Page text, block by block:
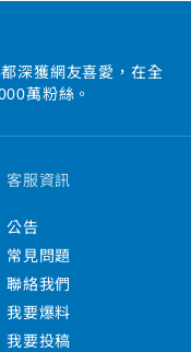
深獲網友喜愛，在全
萬粉絲。
客服資訊
公告
常見問題
聯絡我們
我要爆料
我要投稿